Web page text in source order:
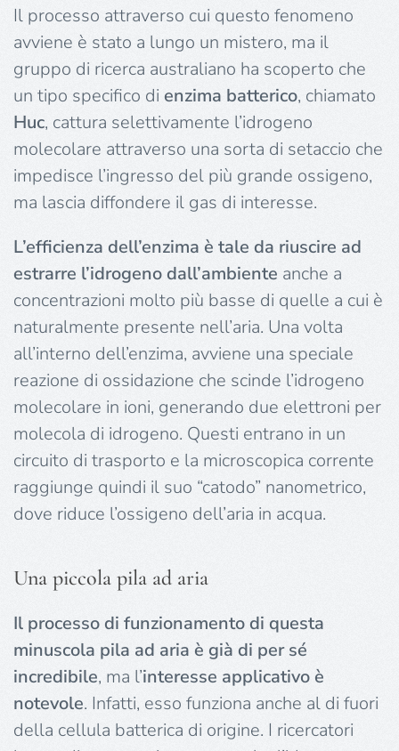
Il processo attraverso cui questo fenomeno
avviene è stato a lungo un mistero, ma il
gruppo di ricerca australiano ha scoperto che
un tipo specifico di enzima batterico, chiamato
Huc, cattura selettivamente l’idrogeno
molecolare attraverso una sorta di setaccio che
impedisce l’ingresso del più grande ossigeno,
ma lascia diffondere il gas di interesse.
L’efficienza dell’enzima è tale da riuscire ad
estrarre l’idrogeno dall’ambiente anche a
concentrazioni molto più basse di quelle a cui è
naturalmente presente nell’aria. Una volta
all’interno dell’enzima, avviene una speciale
reazione di ossidazione che scinde l’idrogeno
molecolare in ioni, generando due elettroni per
molecola di idrogeno. Questi entrano in un
circuito di trasporto e la microscopica corrente
raggiunge quindi il suo “catodo” nanometrico,
dove riduce l’ossigeno dell’aria in acqua.
Una piccola pila ad aria
Il processo di funzionamento di questa
minuscola pila ad aria è già di per sé
incredibile, ma l’interesse applicativo è
notevole. Infatti, esso funziona anche al di fuori
della cellula batterica di origine. I ricercatori